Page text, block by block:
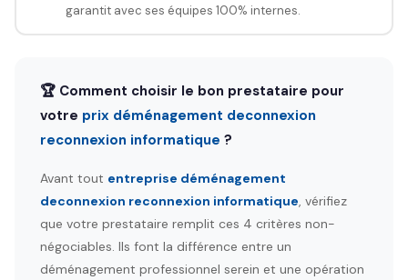
garantit avec ses équipes 100% internes.
🏆 Comment choisir le bon prestataire pour
votre prix déménagement deconnexion
reconnexion informatique ?
Avant tout entreprise déménagement
deconnexion reconnexion informatique, vérifiez
que votre prestataire remplit ces 4 critères non-
négociables. Ils font la différence entre un
déménagement professionnel serein et une opération